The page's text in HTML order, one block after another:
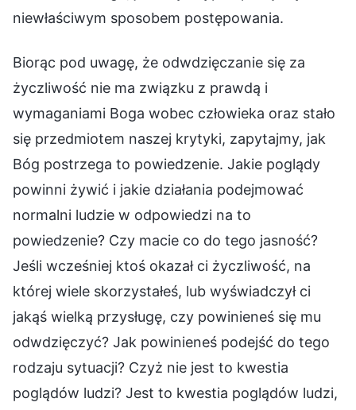
niewłaściwym sposobem postępowania.
Biorąc pod uwagę, że odwdzięczanie się za
życzliwość nie ma związku z prawdą i
wymaganiami Boga wobec człowieka oraz stało
się przedmiotem naszej krytyki, zapytajmy, jak
Bóg postrzega to powiedzenie. Jakie poglądy
powinni żywić i jakie działania podejmować
normalni ludzie w odpowiedzi na to
powiedzenie? Czy macie co do tego jasność?
Jeśli wcześniej ktoś okazał ci życzliwość, na
której wiele skorzystałeś, lub wyświadczył ci
jakąś wielką przysługę, czy powinieneś się mu
odwdzięczyć? Jak powinieneś podejść do tego
rodzaju sytuacji? Czyż nie jest to kwestia
poglądów ludzi? Jest to kwestia poglądów ludzi,